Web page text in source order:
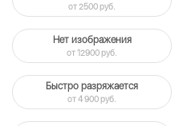
от 2500 руб.
Нет изображения
от 12900 руб.
Быстро разряжается
от 4 900 руб.